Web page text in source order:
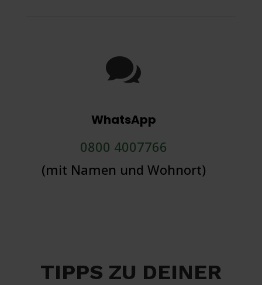

WhatsApp
0800 4007766
(mit Namen und Wohnort)
TIPPS ZU DEINER